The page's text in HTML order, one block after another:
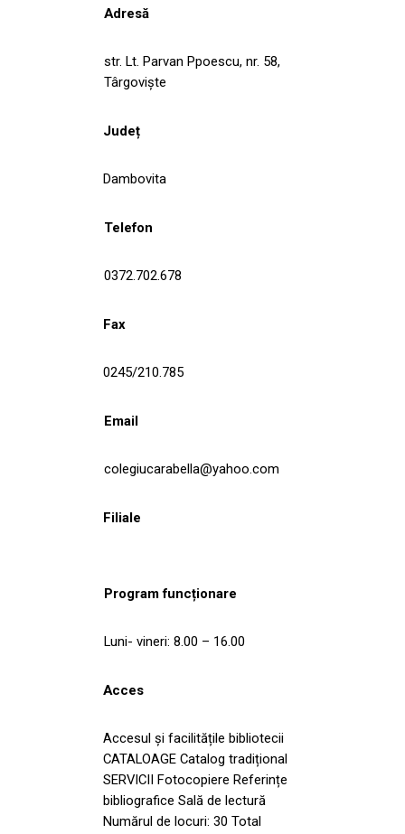
Adresă
str. Lt. Parvan Ppoescu, nr. 58,
Târgoviște
Județ
Dambovita
Telefon
0372.702.678
Fax
0245/210.785
Email
colegiucarabella@yahoo.com
Filiale
Program funcționare
Luni- vineri: 8.00 – 16.00
Acces
Accesul și facilitățile bibliotecii
CATALOAGE Catalog tradițional
SERVICII Fotocopiere Referințe
bibliografice Sală de lectură
Numărul de locuri: 30 Total